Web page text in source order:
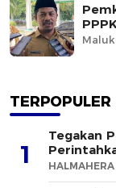
TERPOPULER
1
Tegakan